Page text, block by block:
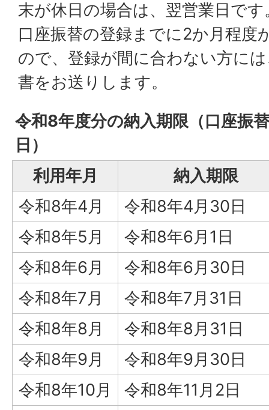
末が休日の場合は、翌営業日です
口座振替の登録までに2か月程度
ので、登録が間に合わない方に
書をお送りします。
令和8年度分の納入期限（口座振替
日）
利用年月
納入期限
令和8年4月
令和8年4月30日
令和8年5月
令和8年6月1日
令和8年6月
令和8年6月30日
令和8年7月
令和8年7月31日
令和8年8月
令和8年8月31日
令和8年9月
令和8年9月30日
令和8年10月
令和8年11月2日